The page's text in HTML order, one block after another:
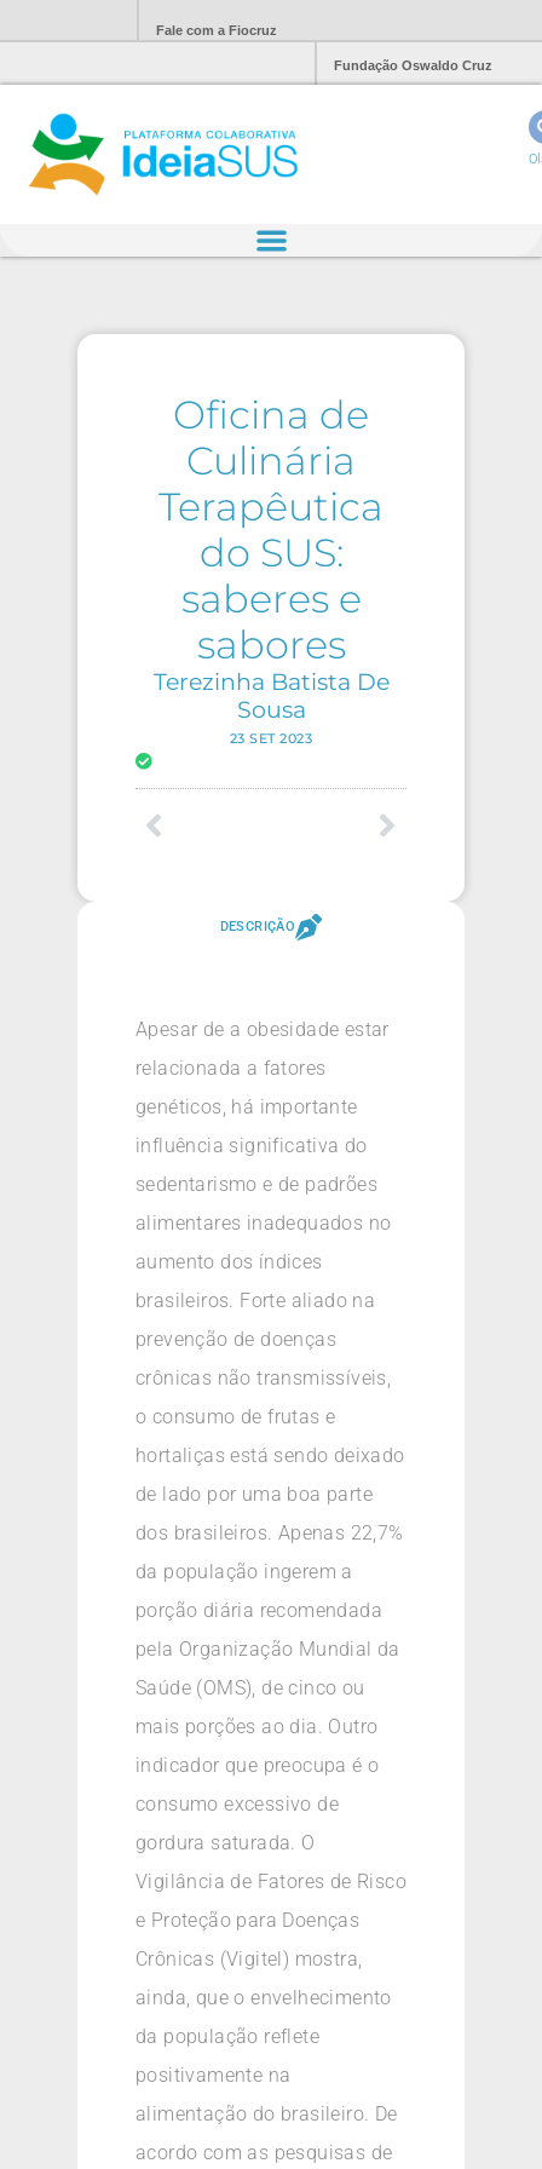
Fale com a Fiocruz
Fundação Oswaldo Cruz
Oficina de
Culinária
Terapêutica
do SUS:
saberes e
sabores
Terezinha Batista De
Sousa
23 SET 2023
DESCRIÇÃO
Apesar de a obesidade estar
relacionada a fatores
genéticos, há importante
influência significativa do
sedentarismo e de padrões
alimentares inadequados no
aumento dos índices
brasileiros. Forte aliado na
prevenção de doenças
crônicas não transmissíveis,
o consumo de frutas e
hortaliças está sendo deixado
de lado por uma boa parte
dos brasileiros. Apenas 22,7%
da população ingerem a
porção diária recomendada
pela Organização Mundial da
Saúde (OMS), de cinco ou
mais porções ao dia. Outro
indicador que preocupa é o
consumo excessivo de
gordura saturada. O
Vigilância de Fatores de Risco
e Proteção para Doenças
Crônicas (Vigitel) mostra,
ainda, que o envelhecimento
da população reflete
positivamente na
alimentação do brasileiro. De
acordo com as pesquisas de